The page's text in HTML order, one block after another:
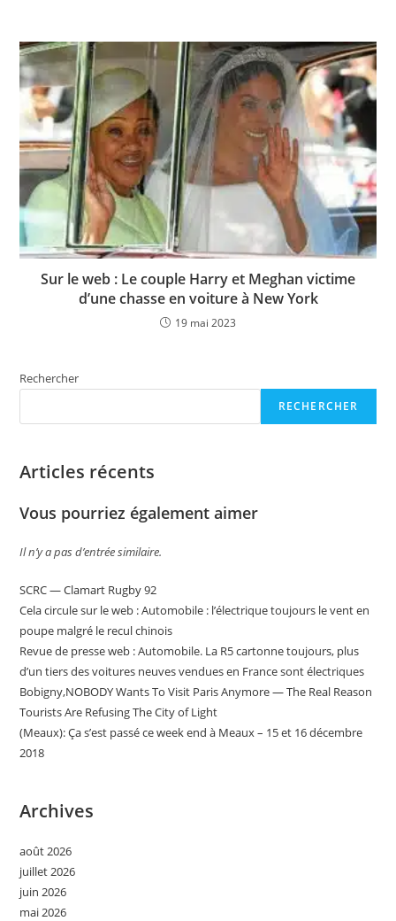
Sur le web : Le couple Harry et Meghan victime
d’une chasse en voiture à New York
19 mai 2023
Rechercher
RECHERCHER
Articles récents
Vous pourriez également aimer
Il n’y a pas d’entrée similaire.
SCRC — Clamart Rugby 92
Cela circule sur le web : Automobile : l’électrique toujours le vent en
poupe malgré le recul chinois
Revue de presse web : Automobile. La R5 cartonne toujours, plus
d’un tiers des voitures neuves vendues en France sont électriques
Bobigny,NOBODY Wants To Visit Paris Anymore — The Real Reason
Tourists Are Refusing The City of Light
(Meaux): Ça s’est passé ce week end à Meaux – 15 et 16 décembre
2018
Archives
août 2026
juillet 2026
juin 2026
mai 2026